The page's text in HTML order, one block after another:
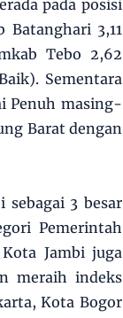
pada posisi
Batanghari 3,11
Tebo 2,62
Sementara
Penuh masing-
Barat dengan
sebagai 3 besar
Pemerintah
Jambi juga
meraih indeks
Kota Bogor